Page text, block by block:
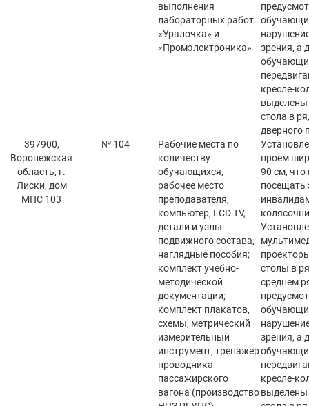
выполнения
лабораторных работ
«Уралочка» и
«Промэлектроника»
зрения, а
кресле-
выделены
стола в
дверного
397900,
Воронежская
область, г.
Лиски, дом
МПС 103
№ 104
Рабочие места по
количеству
обучающихся,
рабочее место
преподавателя,
компьютер, LCD TV,
детали и узлы
подвижного состава,
наглядные пособия;
комплект учебно-
методической
документации;
комплект плакатов,
схемы, метрический
измерительный
инструмент; тренажер
проводника
пассажирского
вагона (производство
проем
90 см, что
посещать
столы в
среднем
зрения, а
кресле-
выделены